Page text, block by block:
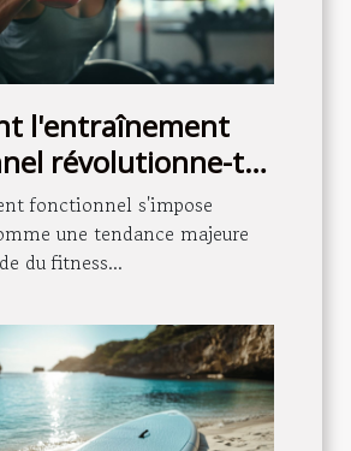
l'entraînement
révolutionne-t-il
moderne ?
fonctionnel s'impose
une tendance majeure
du fitness...